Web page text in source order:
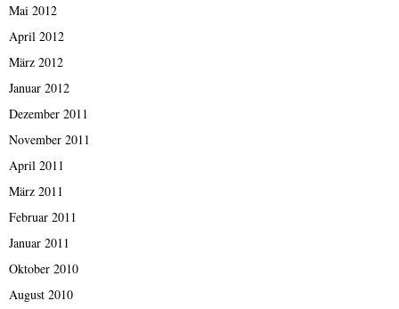
Mai 2012
April 2012
März 2012
Januar 2012
Dezember 2011
November 2011
April 2011
März 2011
Februar 2011
Januar 2011
Oktober 2010
August 2010